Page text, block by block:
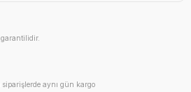
aynı gün kargo